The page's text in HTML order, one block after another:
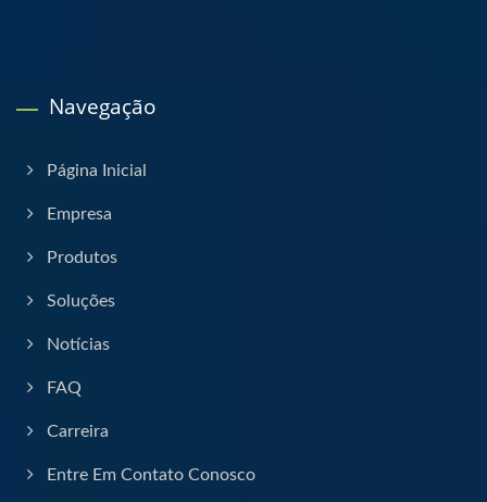
Navegação
Página Inicial
Empresa
Produtos
Soluções
Notícias
FAQ
Carreira
Entre Em Contato Conosco